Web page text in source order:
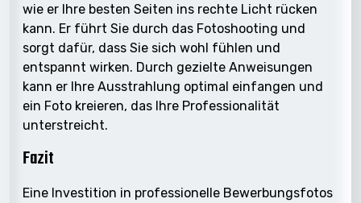
wie er Ihre besten Seiten ins rechte Licht rücken
kann. Er führt Sie durch das Fotoshooting und
sorgt dafür, dass Sie sich wohl fühlen und
entspannt wirken. Durch gezielte Anweisungen
kann er Ihre Ausstrahlung optimal einfangen und
ein Foto kreieren, das Ihre Professionalität
unterstreicht.
Fazit
Eine Investition in professionelle Bewerbungsfotos